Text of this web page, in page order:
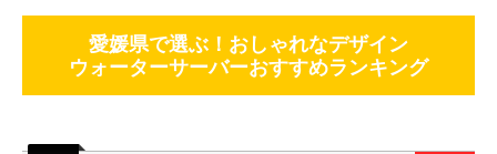
愛媛県で選ぶ！おしゃれなデザイン
ウォーターサーバーおすすめランキング